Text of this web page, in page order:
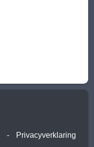
- Privacyverklaring